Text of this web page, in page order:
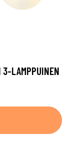
3-LAMPPUINEN